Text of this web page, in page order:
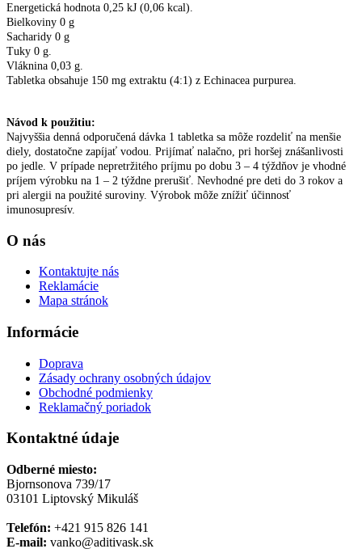
Energetická hodnota 0,25 kJ (0,06 kcal).
Bielkoviny 0 g
Sacharidy 0 g
Tuky 0 g.
Vláknina 0,03 g.
Tabletka obsahuje 150 mg extraktu (4:1) z Echinacea purpurea.
Návod k použitiu:
Najvyššia denná odporučená dávka 1 tabletka sa môže rozdeliť na menšie
diely, dostatočne zapíjať vodou. Prijímať nalačno, pri horšej znášanlivosti
po jedle. V prípade nepretržitého príjmu po dobu 3 – 4 týždňov je vhodné
príjem výrobku na 1 – 2 týždne prerušiť. Nevhodné pre deti do 3 rokov a
pri alergii na použité suroviny. Výrobok môže znížiť účinnosť
imunosupresív.
O nás
Kontaktujte nás
Reklamácie
Mapa stránok
Informácie
Doprava
Zásady ochrany osobných údajov
Obchodné podmienky
Reklamačný poriadok
Kontaktné údaje
Odberné miesto:
Bjornsonova 739/17
03101 Liptovský Mikuláš
Telefón: +421 915 826 141
E-mail: vanko@aditivask.sk